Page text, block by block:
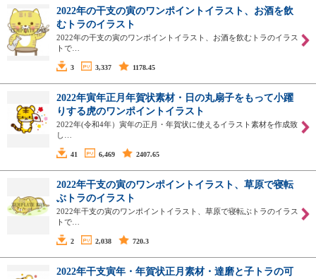
2022年の干支の寅のワンポイントイラスト、お酒を飲
むトラのイラスト
2022年の干支の寅のワンポイントイラスト、お酒を飲むトラのイラス
トで…
3 3,337 1178.45
2022年寅年正月年賀状素材・日の丸扇子をもって小躍
りする虎のワンポイントイラスト
2022年(令和4年）寅年の正月・年賀状に使えるイラスト素材を作成致
し…
41 6,469 2407.65
2022年干支の寅のワンポイントイラスト、草原で寝転
ぶトラのイラスト
2022年干支の寅のワンポイントイラスト、草原で寝転ぶトラのイラス
トで…
2 2,038 720.3
2022年干支寅年・年賀状正月素材・達磨と子トラの可